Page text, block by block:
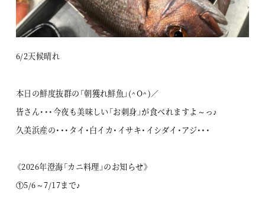
6/2天候晴れ
本日の鮮度抜群の「朝獲れ鮮魚」(^O^)／
皆さん・・・今夜も美味しい「お刺身」が食べれますよ～っ♪
久美浜産の・・・タイ・白イカ・イサキ・イシダイ・アジ・・・
《2026年澄海「カニ料理」のお知らせ》
①5/6～7/17まで♪